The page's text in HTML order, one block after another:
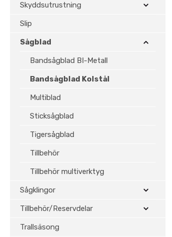
Skyddsutrustning
Slip
Sågblad
Bandsågblad BI-Metall
Bandsågblad Kolstål
Multiblad
Sticksågblad
Tigersågblad
Tillbehör
Tillbehör multiverktyg
Sågklingor
Tillbehör/Reservdelar
Trallsäsong